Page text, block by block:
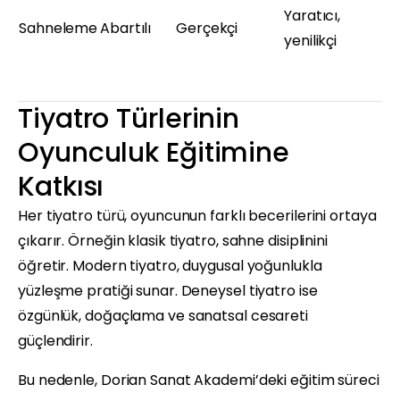
SahnelemeAbartılı Gerçekçi
Yaratıcı,
yenilikçi
Tiyatro Türlerinin
Oyunculuk Eğitimine
Katkısı
Her tiyatro türü, oyuncunun farklı becerilerini ortaya
çıkarır. Örneğin klasik tiyatro, sahne disiplinini
öğretir. Modern tiyatro, duygusal yoğunlukla
yüzleşme pratiği sunar. Deneysel tiyatro ise
özgünlük, doğaçlama ve sanatsal cesareti
güçlendirir.
Bu nedenle, Dorian Sanat Akademi’deki eğitim süreci